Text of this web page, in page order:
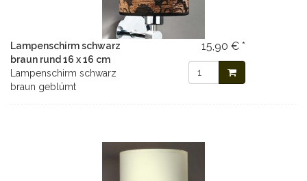
Lampenschirm schwarz
braun rund 16 x 16 cm
Lampenschirm schwarz
braun geblümt
15,90 € *